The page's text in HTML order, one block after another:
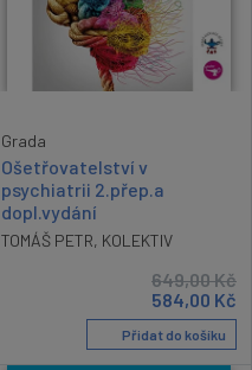
Grada
Ošetřovatelství v
psychiatrii 2.přep.a
dopl.vydání
TOMÁŠ PETR, KOLEKTIV
649,00Kč
584,00 Kč
Přidat do košíku